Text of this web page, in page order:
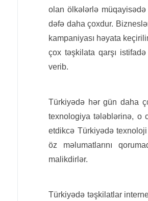
olan ölkələrlə
dəfə daha çoxdur.
kampaniyası həyata
çox təşkilata qarşı
verib.
Türkiyədə hər gün daha
texnologiya tələblərinə, o
etdikcə Türkiyədə
öz məlumatlarını
malikdirlər.
Türkiyədə təşkilatlar